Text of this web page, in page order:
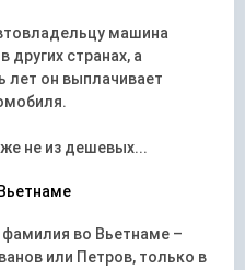
машина
странах, а
лет он выплачивает
не из дешевых...
во Вьетнаме –
или Петров, только в